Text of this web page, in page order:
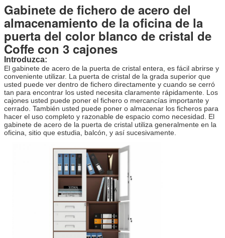
Gabinete de fichero de acero del
almacenamiento de la oficina de la
puerta del color blanco de cristal de
Coffe con 3 cajones
Introduzca:
El gabinete de acero de la puerta de cristal entera, es fácil abrirse y
conveniente utilizar. La puerta de cristal de la grada superior que
usted puede ver dentro de fichero directamente y cuando se cerró
tan para encontrar los usted necesita claramente rápidamente. Los
cajones usted puede poner el fichero o mercancías importante y
cerrado. También usted puede poner o almacenar los ficheros para
hacer el uso completo y razonable de espacio como necesidad. El
gabinete de acero de la puerta de cristal utiliza generalmente en la
oficina, sitio que estudia, balcón, y así sucesivamente.